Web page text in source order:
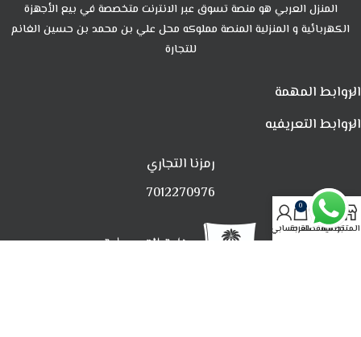
المنزل العربي هو منصة تسوق عبر الانترنت متخصصة في بيع الأجهزة
الكهربائية و المنزلية المنصة مملوكه محل علي بن محمد بن حسين الغانم
للتجارة
الروابط المهمة
الروابط التعريفيه
رمزنا التجاري
7012270976
المتجرتصفيةالمفضلة
0
العربةحسابي